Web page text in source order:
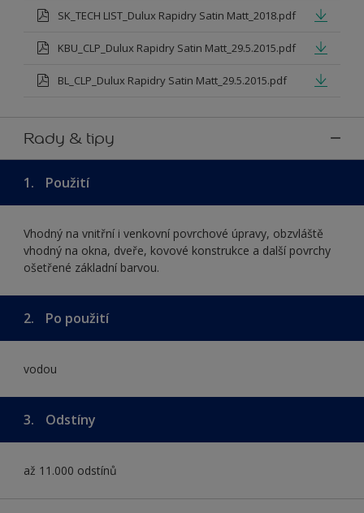
SK_TECH LIST_Dulux Rapidry Satin Matt_2018.pdf
KBU_CLP_Dulux Rapidry Satin Matt_29.5.2015.pdf
BL_CLP_Dulux Rapidry Satin Matt_29.5.2015.pdf
Rady & tipy
1. Použití
Vhodný na vnitřní i venkovní povrchové úpravy, obzvláště
vhodný na okna, dveře, kovové konstrukce a další povrchy
ošetřené základní barvou.
2. Po použití
vodou
3. Odstíny
až 11.000 odstínů